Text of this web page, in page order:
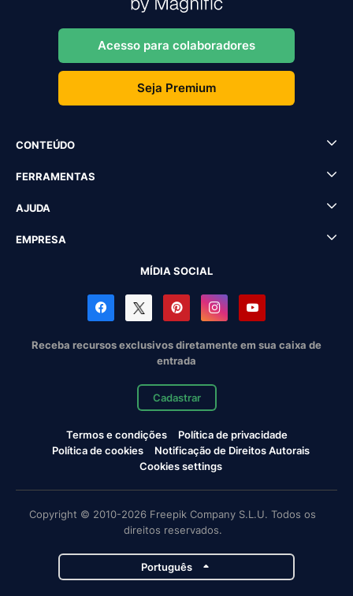
Acesso para colaboradores
Seja Premium
CONTEÚDO
FERRAMENTAS
AJUDA
EMPRESA
MÍDIA SOCIAL
Receba recursos exclusivos diretamente em sua caixa de
entrada
Cadastrar
Termos e condições
Política de privacidade
Política de cookies
Notificação de Direitos Autorais
Cookies settings
Copyright © 2010-2026 Freepik Company S.L.U. Todos os
direitos reservados.
Português